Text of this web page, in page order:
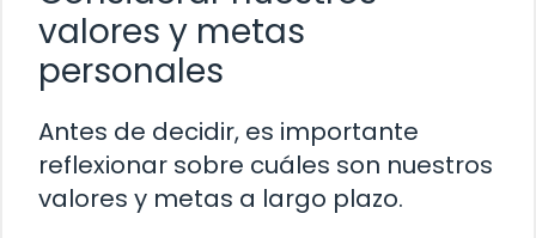
valores y metas
personales
Antes de decidir, es importante
reflexionar sobre cuáles son nuestros
valores y metas a largo plazo.